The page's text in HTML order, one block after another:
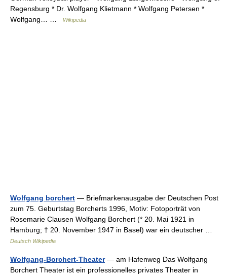
Regensburg * Dr. Wolfgang Klietmann * Wolfgang Petersen *
Wolfgang… …
Wikipedia
Wolfgang borchert — Briefmarkenausgabe der Deutschen Post
zum 75. Geburtstag Borcherts 1996, Motiv: Fotoporträt von
Rosemarie Clausen Wolfgang Borchert (* 20. Mai 1921 in
Hamburg; † 20. November 1947 in Basel) war ein deutscher …
Deutsch Wikipedia
Wolfgang-Borchert-Theater— am Hafenweg Das Wolfgang
Borchert Theater ist ein professionelles privates Theater in